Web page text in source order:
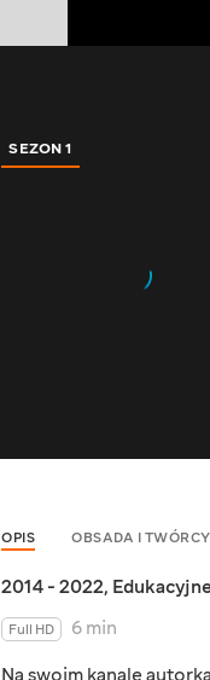
SEZON 1
OPIS OBSADA I TWÓRCY
2014 - 2022,
Full HD
6 min